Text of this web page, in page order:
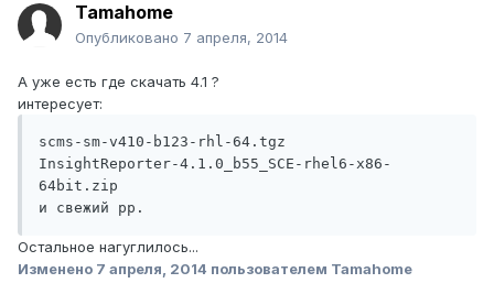
Tamahome
Опубликовано 7 апреля, 2014
А уже есть где скачать 4.1 ?
интересует:
scms-sm-v410-b123-rhl-64.tgz
InsightReporter-4.1.0_b55_SCE-rhel6-x86-
64bit.zip
и свежий pp.
Остальное нагуглилось...
Изменено 7 апреля, 2014 пользователем Tamahome